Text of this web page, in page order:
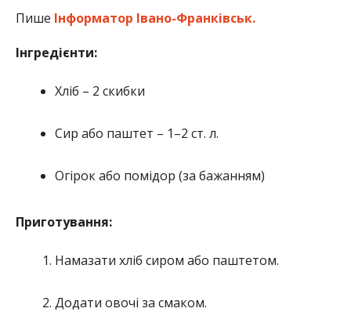
Пише Інформатор Івано-Франківськ.
Інгредієнти:
Хліб – 2 скибки
Сир або паштет – 1–2 ст. л.
Огірок або помідор (за бажанням)
Приготування:
Намазати хліб сиром або паштетом.
Додати овочі за смаком.